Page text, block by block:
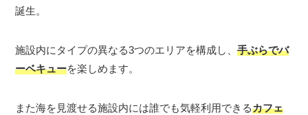
誕生。
施設内にタイプの異なる3つのエリアを構成し、手ぶらでバ
ーベキューを楽しめます。
また海を見渡せる施設内には誰でも気軽利用できるカフェ